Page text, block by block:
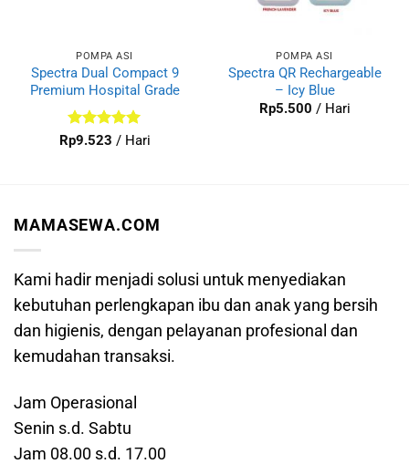
POMPA ASI
Spectra Dual Compact 9
Premium Hospital Grade
Dinilai 5
Rp9.523 / Hari
POMPA ASI
Spectra QR Rechargeable
– Icy Blue
Rp5.500 / Hari
MAMASEWA.COM
Kami hadir menjadi solusi untuk menyediakan
kebutuhan perlengkapan ibu dan anak yang bersih
dan higienis, dengan pelayanan profesional dan
kemudahan transaksi.
Jam Operasional
Senin s.d. Sabtu
Jam 08.00 s.d. 17.00